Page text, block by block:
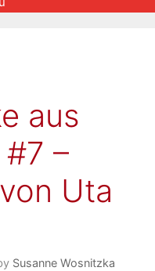
aus
–
Uta
Susanne Wosnitzka